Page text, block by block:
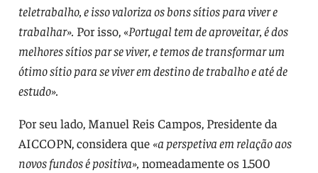
teletrabalho, e isso valoriza os bons sítios para viver e
trabalhar». Por isso, «Portugal tem de aproveitar, é dos
melhores sítios par se viver, e temos de transformar um
ótimo sítio para se viver em destino de trabalho e até de
estudo».
Por seu lado, Manuel Reis Campos, Presidente da
AICCOPN, considera que «a perspetiva em relação aos
novos fundos é positiva», nomeadamente os 1.500